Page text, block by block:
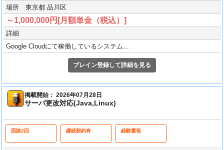
場所 東京都 品川区
～1,000,000円[月額単金（税込）]
詳細
Google Cloudにて稼働しているシステム...
ブレイン登録して詳細を見る
掲載開始： 2026年07月28日
サーバ更改対応(Java,Linux)
面談2回 継続契約有 経験重視